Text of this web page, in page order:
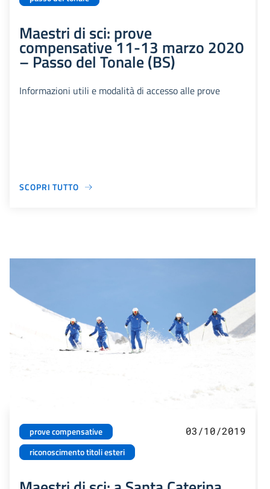
Maestri di sci: prove
compensative 11-13 marzo 2020
– Passo del Tonale (BS)
Informazioni utili e modalità di accesso alle prove
SCOPRI TUTTO
prove compensative
riconoscimento titoli esteri
03/10/2019